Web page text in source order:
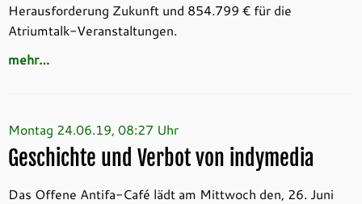
Herausforderung Zukunft und 854.799 € für die
Atriumtalk-Veranstaltungen.
mehr…
Montag 24.06.19, 08:27 Uhr
Geschichte und Verbot von indymedia
Das Offene Antifa-Café lädt am Mittwoch den, 26. Juni